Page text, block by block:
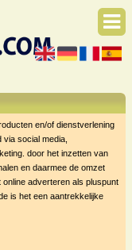
en/of dienstverlening
social media,
door het inzetten van
en daarmee de omzet
adverteren als pluspunt
is het een aantrekkelijke